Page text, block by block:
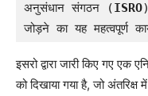
अनुसंधान संगठन (ISRO
जोड़ने का यह महत्वपूर्ण
इसरो द्वारा जारी किए गए एक
को दिखाया गया है, जो